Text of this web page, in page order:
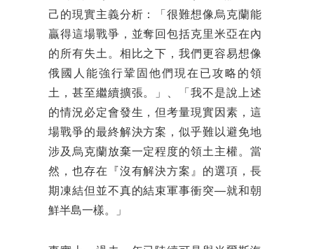
己的現實主義分析：「很難想像烏克蘭能
贏得這場戰爭，並奪回包括克里米亞在內
的所有失土。相比之下，我們更容易想像
俄國人能強行鞏固他們現在已攻略的領
土，甚至繼續擴張。」、「我不是說上述
的情況必定會發生，但考量現實因素，這
場戰爭的最終解決方案，似乎難以避免地
涉及烏克蘭放棄一定程度的領土主權。當
然，也存在『沒有解決方案』的選項，長
期凍結但並不真的結束軍事衝突──就和朝
鮮半島一樣。」